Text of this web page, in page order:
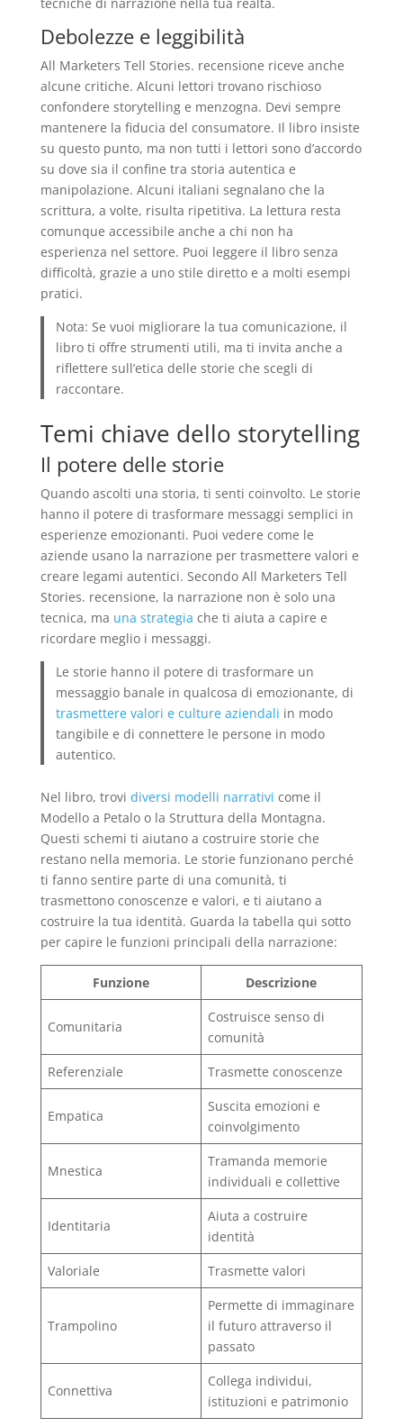
tecniche di narrazione nella tua realtà.
Debolezze e leggibilità
All Marketers Tell Stories. recensione riceve anche
alcune critiche. Alcuni lettori trovano rischioso
confondere storytelling e menzogna. Devi sempre
mantenere la fiducia del consumatore. Il libro insiste
su questo punto, ma non tutti i lettori sono d’accordo
su dove sia il confine tra storia autentica e
manipolazione. Alcuni italiani segnalano che la
scrittura, a volte, risulta ripetitiva. La lettura resta
comunque accessibile anche a chi non ha
esperienza nel settore. Puoi leggere il libro senza
difficoltà, grazie a uno stile diretto e a molti esempi
pratici.
Nota: Se vuoi migliorare la tua comunicazione, il
libro ti offre strumenti utili, ma ti invita anche a
riflettere sull’etica delle storie che scegli di
raccontare.
Temi chiave dello storytelling
Il potere delle storie
Quando ascolti una storia, ti senti coinvolto. Le storie
hanno il potere di trasformare messaggi semplici in
esperienze emozionanti. Puoi vedere come le
aziende usano la narrazione per trasmettere valori e
creare legami autentici. Secondo All Marketers Tell
Stories. recensione, la narrazione non è solo una
tecnica, ma una strategia che ti aiuta a capire e
ricordare meglio i messaggi.
Le storie hanno il potere di trasformare un
messaggio banale in qualcosa di emozionante, di
trasmettere valori e culture aziendali in modo
tangibile e di connettere le persone in modo
autentico.
Nel libro, trovi diversi modelli narrativi come il
Modello a Petalo o la Struttura della Montagna.
Questi schemi ti aiutano a costruire storie che
restano nella memoria. Le storie funzionano perché
ti fanno sentire parte di una comunità, ti
trasmettono conoscenze e valori, e ti aiutano a
costruire la tua identità. Guarda la tabella qui sotto
per capire le funzioni principali della narrazione:
Funzione Descrizione
Comunitaria
Costruisce senso di
comunità
Referenziale
Trasmette conoscenze
Empatica
Suscita emozioni e
coinvolgimento
Mnestica
Tramanda memorie
individuali e collettive
Identitaria
Aiuta a costruire
identità
Valoriale
Trasmette valori
Trampolino
Permette di immaginare
il futuro attraverso il
passato
Connettiva
Collega individui,
istituzioni e patrimonio